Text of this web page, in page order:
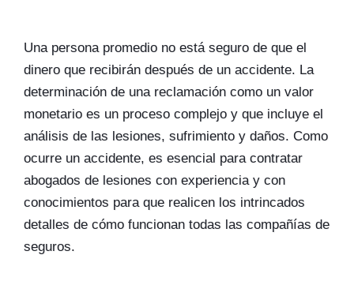
Una persona promedio no está seguro de que el
dinero que recibirán después de un accidente. La
determinación de una reclamación como un valor
monetario es un proceso complejo y que incluye el
análisis de las lesiones, sufrimiento y daños. Como
ocurre un accidente, es esencial para contratar
abogados de lesiones con experiencia y con
conocimientos para que realicen los intrincados
detalles de cómo funcionan todas las compañías de
seguros.